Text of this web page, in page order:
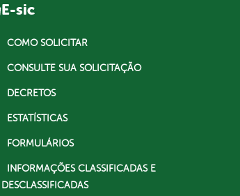
E-sic
COMO SOLICITAR
CONSULTE SUA SOLICITAÇÃO
DECRETOS
ESTATÍSTICAS
FORMULÁRIOS
INFORMAÇÕES CLASSIFICADAS E
DESCLASSIFICADAS